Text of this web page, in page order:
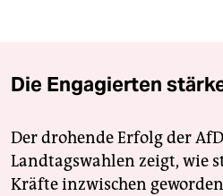
Die Engagierten
Der drohende Erfolg der
Landtagswahlen zeigt, wie
Kräfte inzwischen